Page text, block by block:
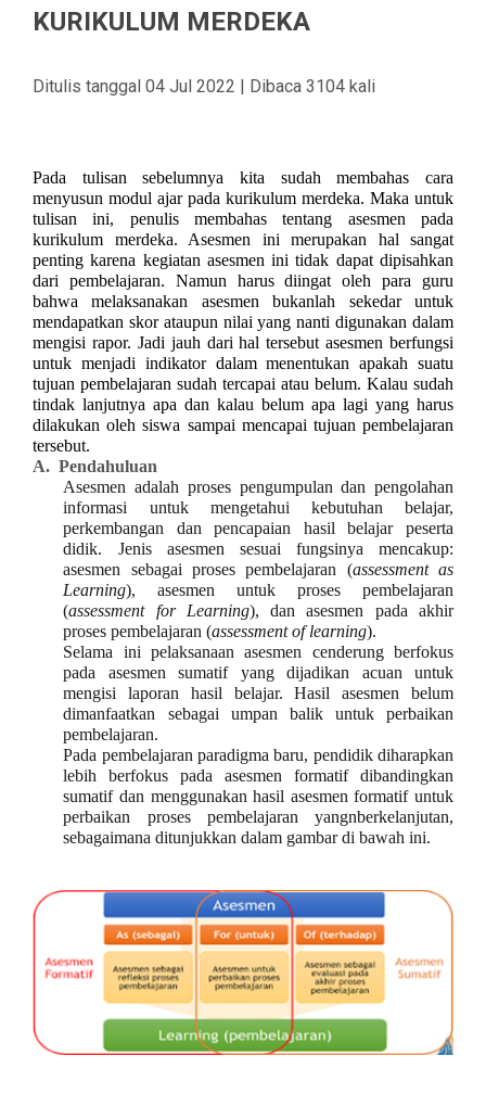
KURIKULUM MERDEKA
Ditulis tanggal 04 Jul 2022 | Dibaca 3104 kali
Pada tulisan sebelumnya kita sudah membahas cara
menyusun modul ajar pada kurikulum merdeka. Maka untuk
tulisan ini, penulis membahas tentang asesmen pada
kurikulum merdeka. Asesmen ini merupakan hal sangat
penting karena kegiatan asesmen ini tidak dapat dipisahkan
dari pembelajaran. Namun harus diingat oleh para guru
bahwa melaksanakan asesmen bukanlah sekedar untuk
mendapatkan skor ataupun nilai yang nanti digunakan dalam
mengisi rapor. Jadi jauh dari hal tersebut asesmen berfungsi
untuk menjadi indikator dalam menentukan apakah suatu
tujuan pembelajaran sudah tercapai atau belum. Kalau sudah
tindak lanjutnya apa dan kalau belum apa lagi yang harus
dilakukan oleh siswa sampai mencapai tujuan pembelajaran
tersebut.
A. Pendahuluan
Asesmen adalah proses pengumpulan dan pengolahan
informasi untuk mengetahui kebutuhan belajar,
perkembangan dan pencapaian hasil belajar peserta
didik. Jenis asesmen sesuai fungsinya mencakup:
asesmen sebagai proses pembelajaran (assessment as
Learning), asesmen untuk proses pembelajaran
(assessment for Learning), dan asesmen pada akhir
proses pembelajaran (assessment of learning).
Selama ini pelaksanaan asesmen cenderung berfokus
pada asesmen sumatif yang dijadikan acuan untuk
mengisi laporan hasil belajar. Hasil asesmen belum
dimanfaatkan sebagai umpan balik untuk perbaikan
pembelajaran.
Pada pembelajaran paradigma baru, pendidik diharapkan
lebih berfokus pada asesmen formatif dibandingkan
sumatif dan menggunakan hasil asesmen formatif untuk
perbaikan proses pembelajaran yangnberkelanjutan,
sebagaimana ditunjukkan dalam gambar di bawah ini.